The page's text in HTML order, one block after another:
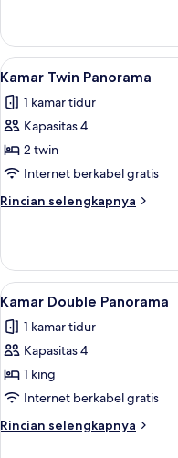
Kamar
Double
Panorama
Lihat
semua
foto
untuk
Kamar
Twin
Panorama
7
Kamar Twin Panorama
1 kamar tidur
Kapasitas 4
2 twin
Internet berkabel gratis
Rincian selengkapnya
Rincian
Kamar
Twin
Panorama
Lihat
semua
foto
untuk
Kamar
Double
Panorama
7
Kamar Double Panorama
1 kamar tidur
Kapasitas 4
1 king
Internet berkabel gratis
Rincian selengkapnya
Rincian